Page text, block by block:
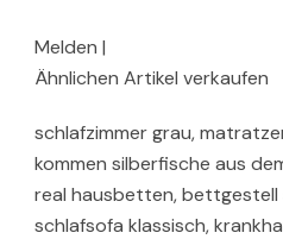
Melden |
Ähnlichen Artikel verkaufen
schlafzimmer grau,
kommen silberfische aus
real hausbetten, bettgestell
schlafsofa klassisch,